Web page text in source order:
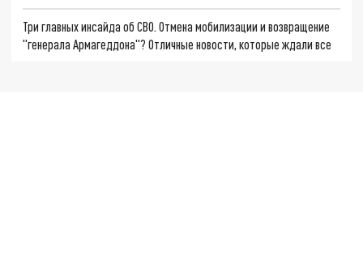
Три главных инсайда об СВО. Отмена мобилизации и возвращение
"генерала Армагеддона"? Отличные новости, которые ждали все